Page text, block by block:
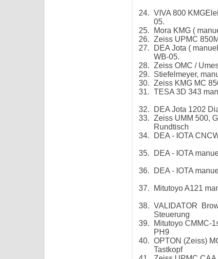
24. VIVA 800
05.
25.
Mora KMG (
26. Zeiss UPMC
27.
DEA Jota (
WB-05.
28. Zeiss OMC /
29.
Stiefelmeyer,
30. Zeiss KMG MC
31. TESA 3D 343
32.
DEA Jota 1202
33. Zeiss UMM 500,
Rundtisch
34.
DEA - IOTA
35. DEA - IOTA
36. DEA - IOTA
37. Mitutoyo A121
38. VALIDATOR
Steuerung
39.
Mitutoyo CMMC-
PH9
40. OPTON (Zeiss)
Tastkopf